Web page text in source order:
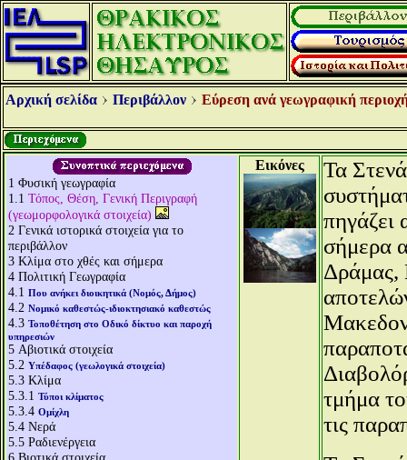
Αρχική σελίδα Περιβάλλον Εύρεση ανά γεωγραφική
1 Φυσική γεωγραφία
1.1 Τόπος, Θέση, Γενική Περιγραφή
(γεωμορφολογικά στοιχεία)
2 Γενικά ιστορικά στοιχεία για το
περιβάλλον
3 Κλίμα στο χθές και σήμερα
4 Πολιτική Γεωγραφία
4.1 Που ανήκει διοικητικά (Νομός, Δήμος)
4.2 Νομικό καθεστώς-ιδιοκτησιακό καθεστώς
4.3 Τοποθέτηση στο Οδικό δίκτυο και παροχή
υπηρεσιών
5 Αβιοτικά στοιχεία
5.2 Υπέδαφος (γεωλογικά στοιχεία)
5.3 Κλίμα
5.3.1 Τύποι κλίματος
5.3.4 Ομίχλη
5.4 Νερά
5.5 Ραδιενέργεια
Εικόνες
Τα
πηγάζει
σήμερα
Δράμας,
τμήμα
τις